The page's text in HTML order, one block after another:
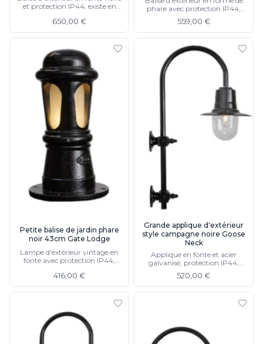
et protection IP44, existe en
650,00 €
phare avec protection IP44,
559,00 €
Petite balise de jardin phare
noir 43cm Gate Lodge
Lampe d'extérieur vintage en
fonte avec protection IP44,
416,00 €
Grande applique d'extérieur
style campagne noire Goose
Neck
Applique en fonte et acier
galvanisé, protection IP44,
520,00 €